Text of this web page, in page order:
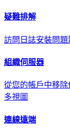
疑難排解
訪問日誌安裝問題
組織伺服器
從您的帳戶中移除
多視圖
連線遠端